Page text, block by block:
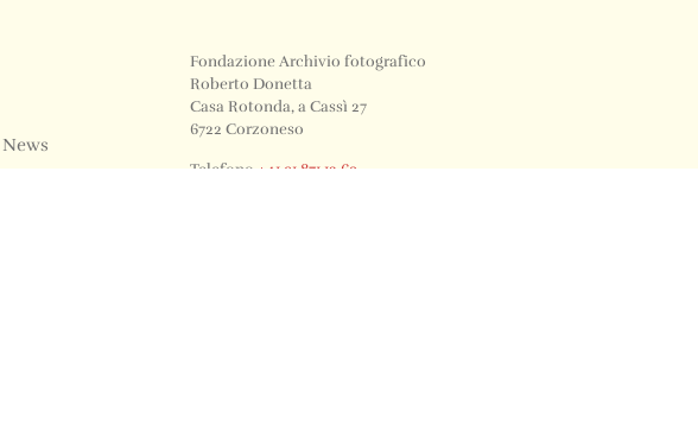
News
Fondazione Archivio fotografico
Roberto Donetta
Casa Rotonda, a Cassì 27
6722 Corzoneso
Telefono +41 91 871 12 63